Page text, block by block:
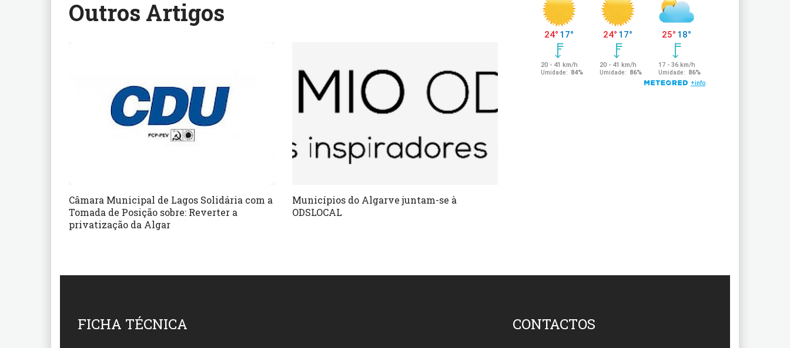
Outros Artigos
Câmara Municipal de Lagos Solidária com a
Tomada de Posição sobre: Reverter a
privatização da Algar
Municípios do Algarve juntam-se à
ODSLOCAL
FICHA TÉCNICA CONTACTOS